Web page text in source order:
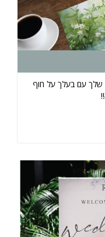
שלך עם בעלך על חוף